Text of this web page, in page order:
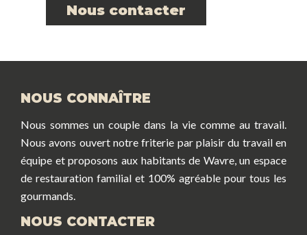
Nous contacter
NOUS CONNAÎTRE
Nous sommes un couple dans la vie comme au travail.
Nous avons ouvert notre friterie par plaisir du travail en
équipe et proposons aux habitants de Wavre, un espace
de restauration familial et 100% agréable pour tous les
gourmands.
NOUS CONTACTER